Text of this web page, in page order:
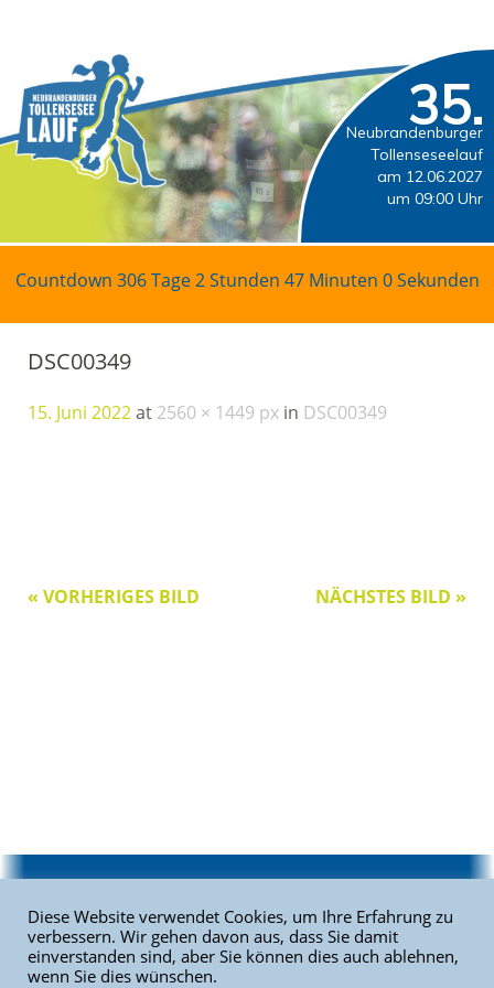
35.
Neubrandenburger
Tollenseseelauf
am 12.06.2027
um 09:00 Uhr
Countdown 306 Tage 2 Stunden 47 Minuten 0 Sekunden
DSC00349
15. Juni 2022at 2560 × 1449 px in DSC00349
« VORHERIGES BILD NÄCHSTES BILD »
Copyright © 2026 Tollenseseelauf. Alle Rechte vorbehalten. | SV
Turbine Neubrandenburg e.V.
Diese Website verwendet Cookies, um Ihre Erfahrung zu
verbessern. Wir gehen davon aus, dass Sie damit
einverstanden sind, aber Sie können dies auch ablehnen,
wenn Sie dies wünschen.